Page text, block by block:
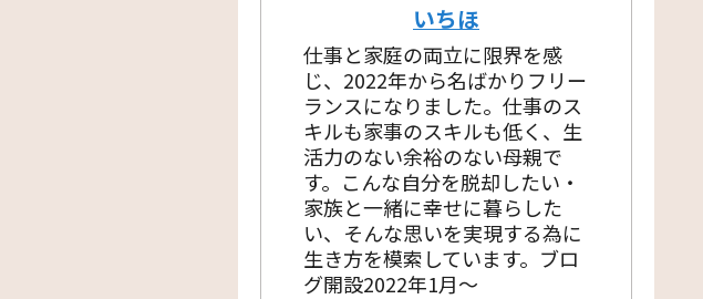
いちほ
仕事と家庭の両立に限界を感
じ、2022年から名ばかりフリー
ランスになりました。仕事のス
キルも家事のスキルも低く、生
活力のない余裕のない母親で
す。こんな自分を脱却したい・
家族と一緒に幸せに暮らした
い、そんな思いを実現する為に
生き方を模索しています。ブロ
グ開設2022年1月〜